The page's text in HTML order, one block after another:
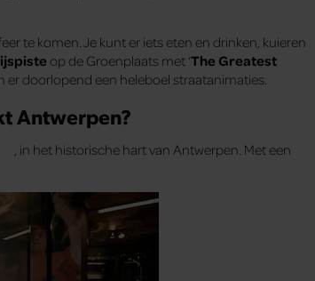
te komen. Je kunt er iets eten en drinken, kuieren
ijspiste op de Groenplaats met ‘The Greatest
er doorlopend een heleboel straatanimaties.
Antwerpen?
, in het historische hart van Antwerpen. Met een